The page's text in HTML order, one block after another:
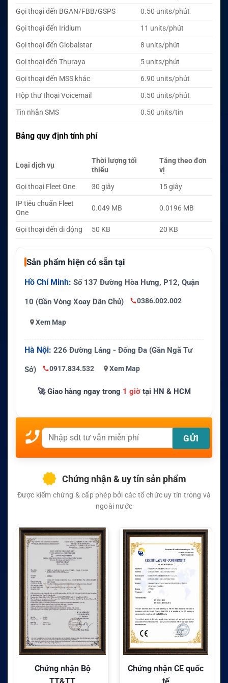
Gọi thoại đến BGAN/FBB/GSPS
0.50 units/phút
Gọi thoại đến Iridium
11 units/phút
Gọi thoại đến Globalstar
8 units/phút
Gọi thoại đến Thuraya
5 units/phút
Gọi thoại đến MSS khác
6.90 units/phút
Hộp thư thoại Voicemail
0.50 units/phút
Tin nhắn SMS
0.50 units/tin
Bảng quy định tính phí
Loại dịch vụ
Thời lượng tối
thiểu
Tăng theo đơn
vị
Gọi thoại Fleet One
30 giây
15 giây
IP tiêu chuẩn Fleet
One
0.049 MB 0.0196 MB
Gọi thoại đến di động 50 KB 20 KB
Sản phẩm hiện có sẵn tại
Hồ Chí Minh: Số 137 Đường Hòa Hưng, P12, Quận
10 (Gần Vòng Xoay Dân Chủ) 0386.002.002
Xem Map
Hà Nội: 226 Đường Láng - Đống Đa (Gần Ngã Tư
Sở) 0917.834.532 Xem Map
🚀 Giao hàng ngay trong 1 giờtại HN & HCM
Chứng nhận & uy tín sản phẩm
Được kiểm chứng & cấp phép bởi các tổ chức uy tín trong và
ngoài nước
Chứng nhận CE quốc
Chứng nhận FC quốc